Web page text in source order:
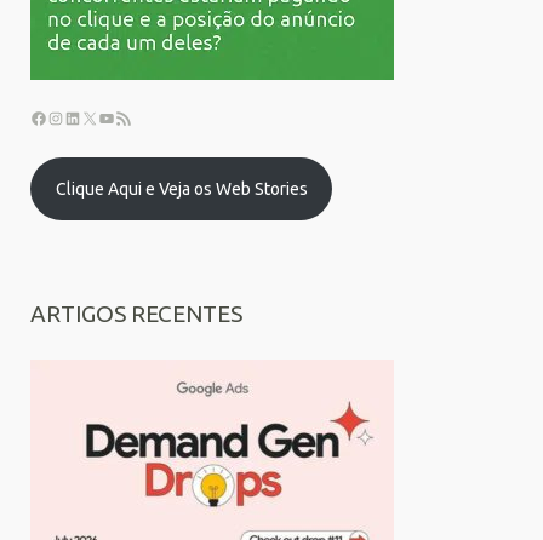
Clique Aqui e Veja os Web Stories
ARTIGOS RECENTES